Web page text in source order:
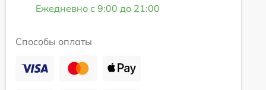
Ежедневно с 9:00 до 21:00
Способы оплаты